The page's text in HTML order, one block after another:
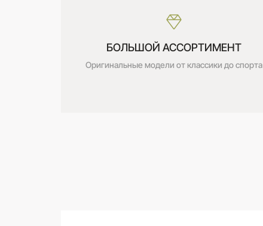
БОЛЬШОЙ АССОРТИМЕНТ
Оригинальные модели от классики до спорта